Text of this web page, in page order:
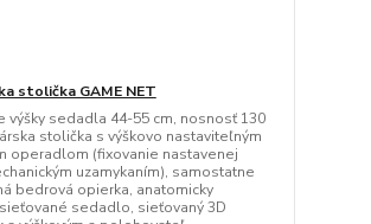
stolička GAME NET
výšky sedadla 44-55 cm, nosnosť 130
stolička s výškovo nastaviteľným
operadlom (fixovanie nastavenej
uzamykaním), samostatne
bedrová opierka, anatomicky
sedadlo, sieťovaný 3D